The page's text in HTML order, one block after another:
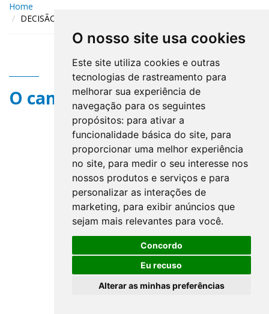
O nosso site usa cookies
Este site utiliza cookies e outras
tecnologias de rastreamento para
melhorar sua experiência de
navegação para os seguintes
propósitos: para ativar a
funcionalidade básica do site, para
proporcionar uma melhor experiência
no site, para medir o seu interesse nos
nossos produtos e serviços e para
personalizar as interações de
marketing, para exibir anúncios que
sejam mais relevantes para você.
Concordo
Eu recuso
Alterar as minhas preferências
Home
DECISÃO COREN-DF N° 130 DE 24 DE JUNHO DE 2024
O campo title não existe.